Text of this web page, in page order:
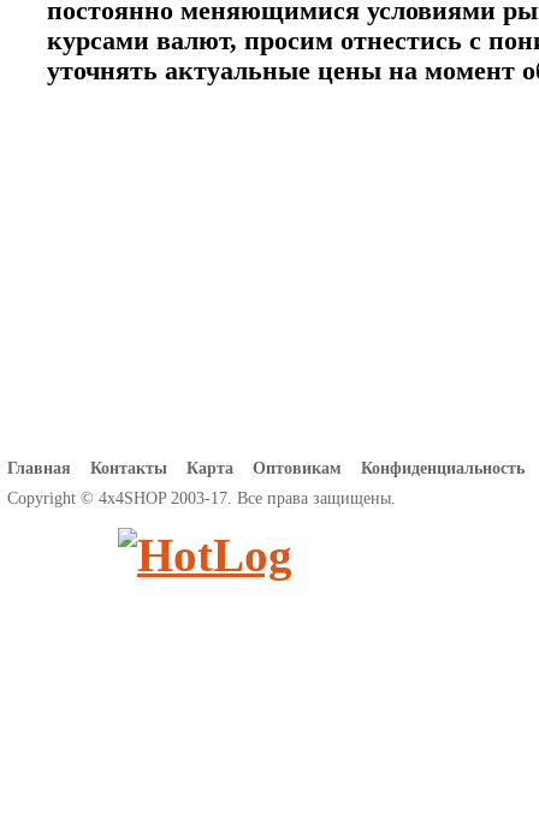
постоянно меняющимися условиями
курсами валют, просим отнестись с
уточнять актуальные цены на момент
Главная Контакты Карта Оптовикам
Конфиденциальность
Copyright © 4x4SHOP 2003-17. Все права защищены.